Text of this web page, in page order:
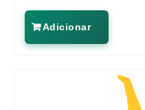
Adicionar